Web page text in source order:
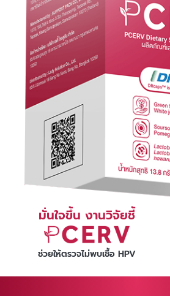
มั่นใจขึ้น งานวิจัยชี้
ช่วยให้ตรวจไม่พบเชื้อ HPV